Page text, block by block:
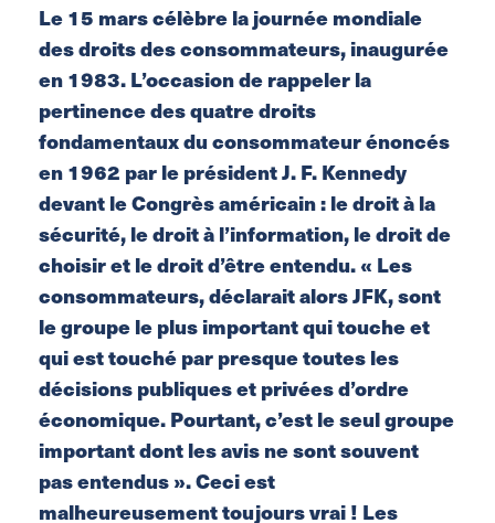
Le 15 mars célèbre la journée mondiale
des droits des consommateurs, inaugurée
en 1983. L’occasion de rappeler la
pertinence des quatre droits
fondamentaux du consommateur énoncés
en 1962 par le président J. F. Kennedy
devant le Congrès américain : le droit à la
sécurité, le droit à l’information, le droit de
choisir et le droit d’être entendu. « Les
consommateurs, déclarait alors JFK, sont
le groupe le plus important qui touche et
qui est touché par presque toutes les
décisions publiques et privées d’ordre
économique. Pourtant, c’est le seul groupe
important dont les avis ne sont souvent
pas entendus ». Ceci est
malheureusement toujours vrai ! Les